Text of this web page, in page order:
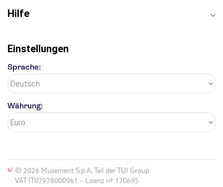
Hilfe
Einstellungen
Sprache:
Währung:
© 2026 Musement S.p.A, Teil der TUI Group
VAT IT07978000961 - Lizenz nº 170695